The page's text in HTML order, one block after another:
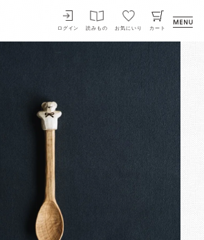
ログイン 読みもの お気にいり カート